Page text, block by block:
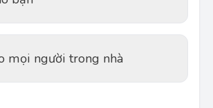
mọi người trong nhà